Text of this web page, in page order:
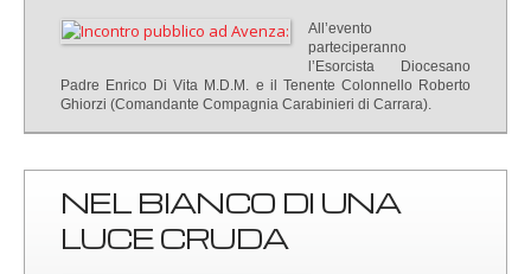
All’evento
parteciperanno
l’Esorcista Diocesano
Padre Enrico Di Vita M.D.M. e il Tenente Colonnello Roberto
Ghiorzi (Comandante Compagnia Carabinieri di Carrara).
NEL BIANCO DI UNA
LUCE CRUDA